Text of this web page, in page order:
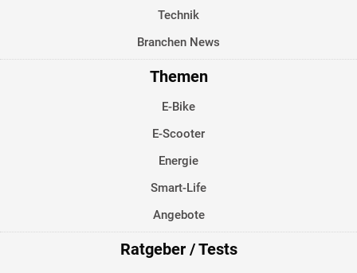
Technik
Branchen News
Themen
E-Bike
E-Scooter
Energie
Smart-Life
Angebote
Ratgeber / Tests